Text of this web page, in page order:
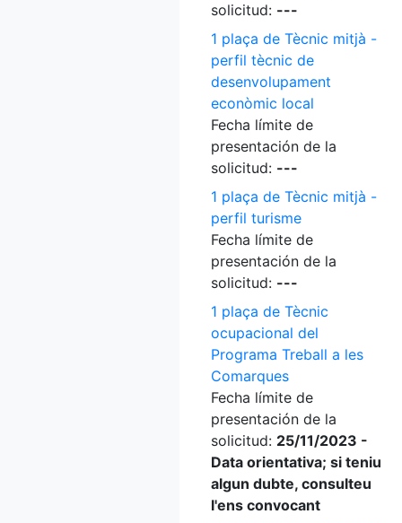
solicitud: ---
1 plaça de Tècnic mitjà -
perfil tècnic de
desenvolupament
econòmic local
Fecha límite de
presentación de la
solicitud: ---
1 plaça de Tècnic mitjà -
perfil turisme
Fecha límite de
presentación de la
solicitud: ---
1 plaça de Tècnic
ocupacional del
Programa Treball a les
Comarques
Fecha límite de
presentación de la
solicitud: 25/11/2023 -
Data orientativa; si teniu
algun dubte, consulteu
l'ens convocant